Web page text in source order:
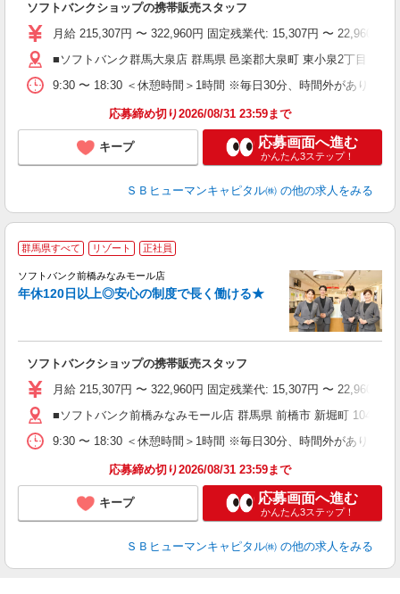
ソフトバンクショップの携帯販売スタッフ
月給 215,307円 〜 322,960円 固定残業代: 15,307円 〜 22,960円
■ソフトバンク群馬大泉店 群馬県 邑楽郡大泉町 東小泉2丁目 35‐28
9:30 〜 18:30 ＜休憩時間＞1時間 ※毎日30分、時間外があります
応募締め切り2026/08/31 23:59まで
キープ 応募画面へ進む
かんたん3ステップ！
ＳＢヒューマンキャピタル㈱ の他の求人をみる
群馬県すべて リゾート 正社員
ソフトバンク前橋みなみモール店
年休120日以上◎安心の制度で長く働ける★
ソフトバンクショップの携帯販売スタッフ
月給 215,307円 〜 322,960円 固定残業代: 15,307円 〜 22,960円
■ソフトバンク前橋みなみモール店 群馬県 前橋市 新堀町 1047
9:30 〜 18:30 ＜休憩時間＞1時間 ※毎日30分、時間外があります
応募締め切り2026/08/31 23:59まで
キープ 応募画面へ進む
かんたん3ステップ！
ＳＢヒューマンキャピタル㈱ の他の求人をみる